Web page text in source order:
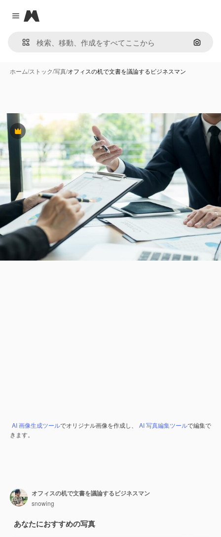
Close menu
Magnific
画像で
ホーム/ストック/写真/オフィスの机で文書を議論するビジネスマン
Premium
AI 画像生成ツールでオリジナル画像を作成し、 AI 写真編集ツールで編集で
きます。
オフィスの机で文書を議論するビジネスマン
snowing
あなたにおすすめの写真